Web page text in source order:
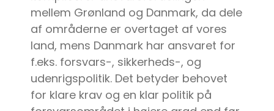
mellem Grønland og Danmark, da dele
af områderne er overtaget af vores
land, mens Danmark har ansvaret for
f.eks. forsvars-, sikkerheds-, og
udenrigspolitik. Det betyder behovet
for klare krav og en klar politik på